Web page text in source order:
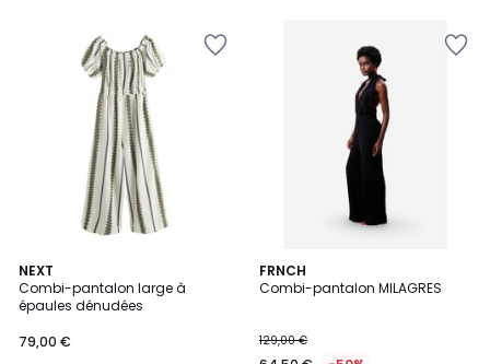
NEXT
Combi-pantalon large à
épaules dénudées
79,00 €
FRNCH
Combi-pantalon MILAGRES
129,00 €
2
Couleurs